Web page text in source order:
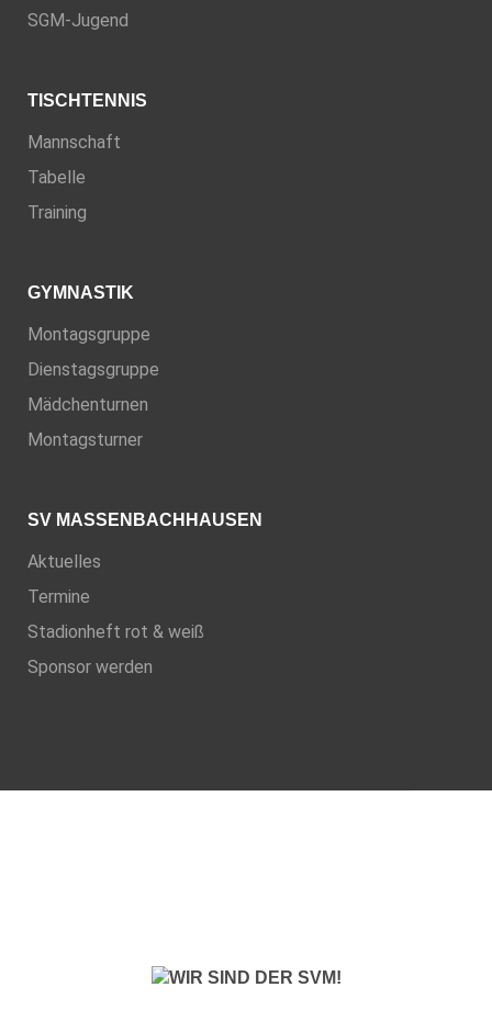
SGM-Jugend
TISCHTENNIS
Mannschaft
Tabelle
Training
GYMNASTIK
Montagsgruppe
Dienstagsgruppe
Mädchenturnen
Montagsturner
SV MASSENBACHHAUSEN
Aktuelles
Termine
Stadionheft rot & weiß
Sponsor werden